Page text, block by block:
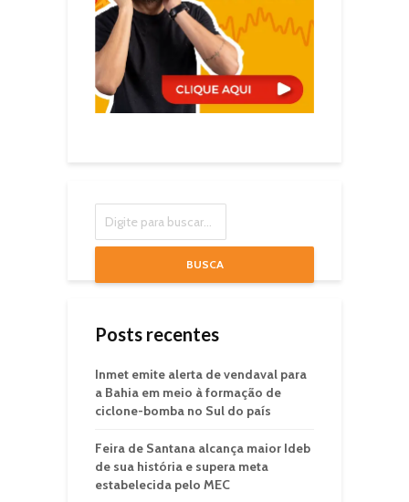
BUSCA
Posts recentes
Inmet emite alerta de vendaval para
a Bahia em meio à formação de
ciclone-bomba no Sul do país
Feira de Santana alcança maior Ideb
de sua história e supera meta
estabelecida pelo MEC